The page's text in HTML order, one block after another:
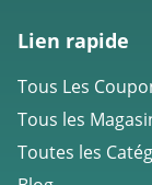
Lien rapide
Tous Les
Tous les
Toutes les